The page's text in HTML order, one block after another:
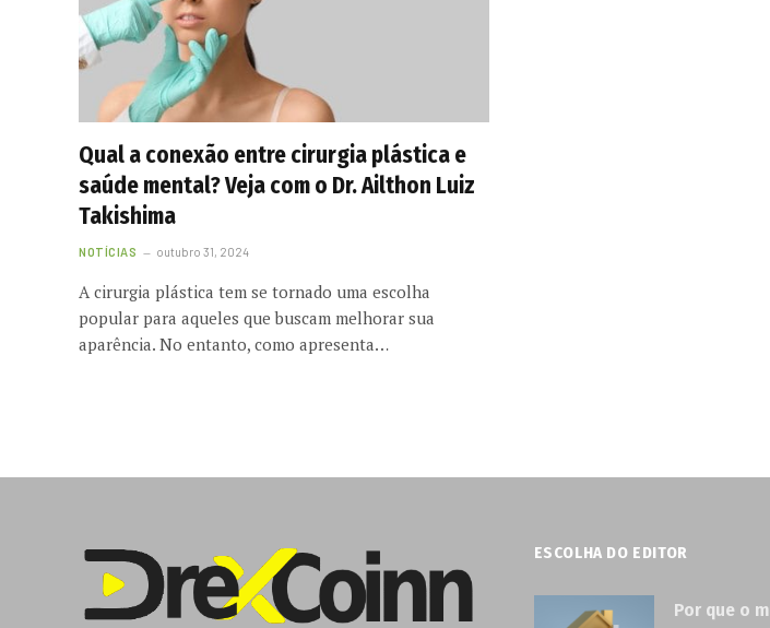
Qual a conexão entre cirurgia plástica e
saúde mental? Veja com o Dr. Ailthon Luiz
Takishima
NOTÍCIAS outubro 31, 2024
A cirurgia plástica tem se tornado uma escolha
popular para aqueles que buscam melhorar sua
aparência. No entanto, como apresenta…
ESCOLHA DO EDITOR
Por que o